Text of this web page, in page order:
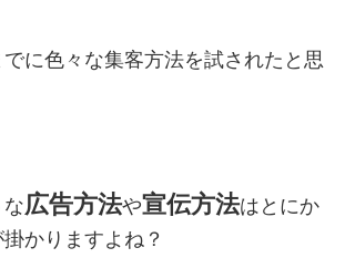
に色々な集客方法を試されたと思
広告方法や宣伝方法はとにか
かりますよね？